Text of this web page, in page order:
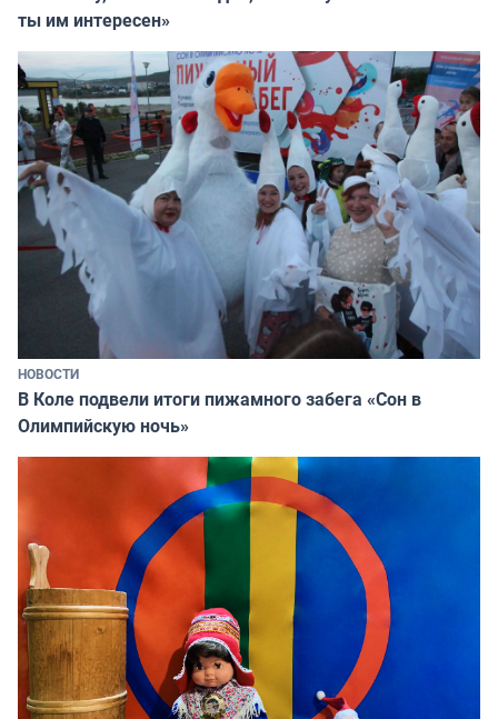
ты им интересен»
НОВОСТИ
В Коле подвели итоги пижамного забега «Сон в
Олимпийскую ночь»